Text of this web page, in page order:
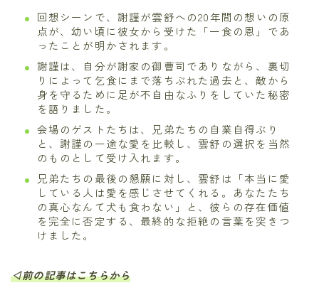
回想シーンで、謝謹が雲舒への20年間の想いの原
点が、幼い頃に彼女から受けた「一食の恩」であ
ったことが明かされます。
謝謹は、自分が謝家の御曹司でありながら、裏切
りによって乞食にまで落ちぶれた過去と、敵から
身を守るために足が不自由なふりをしていた秘密
を語りました。
会場のゲストたちは、兄弟たちの自業自得ぶり
と、謝謹の一途な愛を比較し、雲舒の選択を当然
のものとして受け入れます。
兄弟たちの最後の懇願に対し、雲舒は「本当に愛
している人は愛を感じさせてくれる。あなたたち
の真心なんて犬も食わない」と、彼らの存在価値
を完全に否定する、最終的な拒絶の言葉を突きつ
けました。
◁前の記事はこちらから